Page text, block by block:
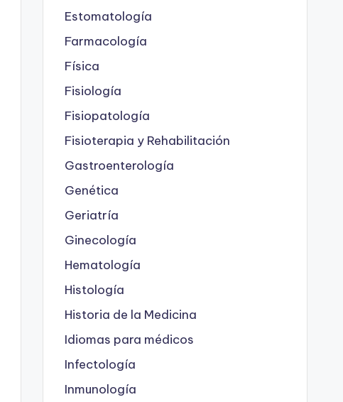
Estomatología
Farmacología
Física
Fisiología
Fisiopatología
Fisioterapia y Rehabilitación
Gastroenterología
Genética
Geriatría
Ginecología
Hematología
Histología
Historia de la Medicina
Idiomas para médicos
Infectología
Inmunología